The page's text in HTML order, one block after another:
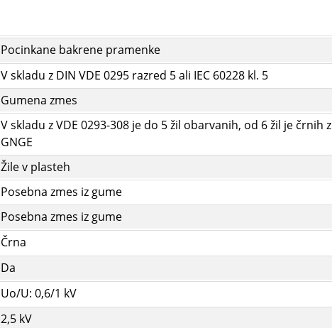
Pocinkane bakrene pramenke
V skladu z DIN VDE 0295 razred 5 ali IEC 60228 kl. 5
Gumena zmes
V skladu z VDE 0293-308 je do 5 žil obarvanih, od 6 žil je črnih
GNGE
Žile v plasteh
Posebna zmes iz gume
Posebna zmes iz gume
Črna
Da
Uo/U: 0,6/1 kV
2,5 kV